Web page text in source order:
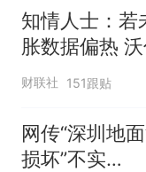
知情人士：若
胀数据偏热
息
财联社 151跟贴
网传“深圳地
损坏”不实